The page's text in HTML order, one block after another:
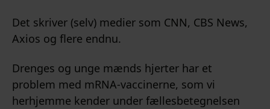
Det skriver (selv) medier som CNN, CBS News,
Axios og flere endnu.
Drenges og unge mænds hjerter har et
problem med mRNA-vaccinerne, som vi
herhjemme kender under fællesbetegnelsen